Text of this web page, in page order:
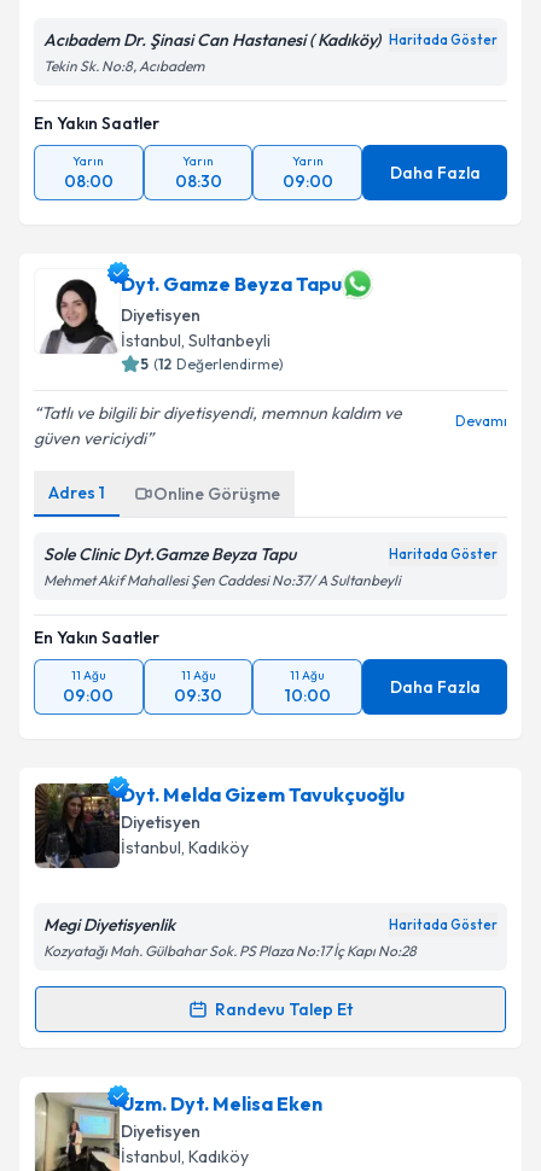
Acıbadem Dr. Şinasi Can Hastanesi ( Kadıköy) Haritada Göster
Tekin Sk. No:8, Acıbadem
En Yakın Saatler
Yarın
08:00
Yarın
08:30
Yarın
09:00 Daha Fazla
Dyt. Gamze Beyza Tapu
Diyetisyen
İstanbul, Sultanbeyli
5 (12 Değerlendirme)
Tatlı ve bilgili bir diyetisyendi, memnun kaldım ve
güven vericiydi
Devamı
Adres 1 Online Görüşme
Sole Clinic Dyt.Gamze Beyza Tapu Haritada Göster
Mehmet Akif Mahallesi Şen Caddesi No:37/ A Sultanbeyli
En Yakın Saatler
11 Ağu
09:00
11 Ağu
09:30
11 Ağu
10:00 Daha Fazla
Dyt. Melda Gizem Tavukçuoğlu
Diyetisyen
İstanbul, Kadıköy
Megi Diyetisyenlik Haritada Göster
Kozyatağı Mah. Gülbahar Sok. PS Plaza No:17 İç Kapı No:28
Randevu Talep Et
Randevu Takvimi Talebi
Dyt. Melda Gizem Tavukçuoğlu
talebi oluşturun. Size bu uzmandan randevu almanız
için bir takvim hazırlandığında e-posta ile
Uzm. Dyt. Melisa Eken
Diyetisyen
İstanbul, Kadıköy